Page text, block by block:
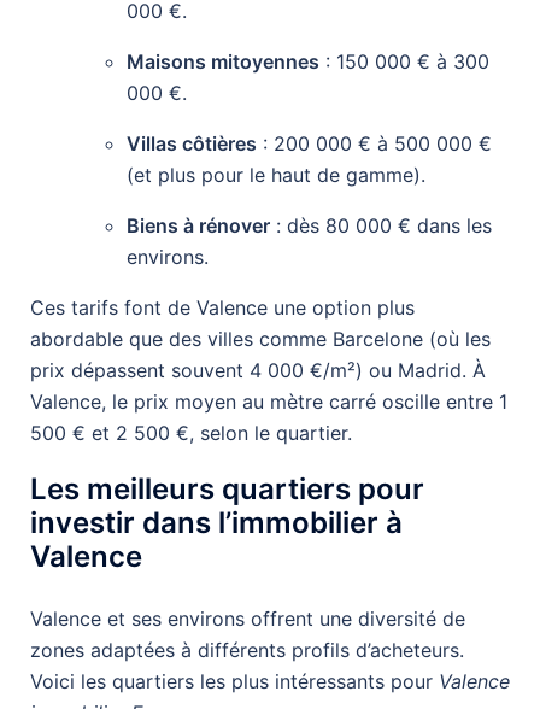
000 €.
Maisons mitoyennes : 150 000 € à 300
000 €.
Villas côtières : 200 000 € à 500 000 €
(et plus pour le haut de gamme).
Biens à rénover : dès 80 000 € dans les
environs.
Ces tarifs font de Valence une option plus
abordable que des villes comme Barcelone (où les
prix dépassent souvent 4 000 €/m²) ou Madrid. À
Valence, le prix moyen au mètre carré oscille entre 1
500 € et 2 500 €, selon le quartier.
Les meilleurs quartiers pour
investir dans l’immobilier à
Valence
Valence et ses environs offrent une diversité de
zones adaptées à différents profils d’acheteurs.
Voici les quartiers les plus intéressants pour Valence